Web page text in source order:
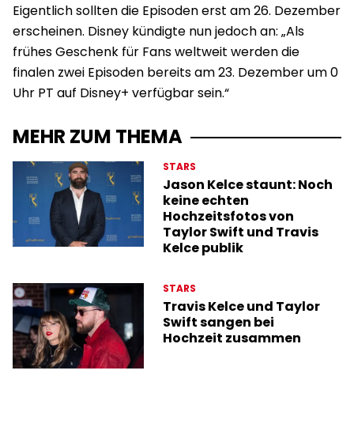
Eigentlich sollten die Episoden erst am 26. Dezember
erscheinen. Disney kündigte nun jedoch an: „Als
frühes Geschenk für Fans weltweit werden die
finalen zwei Episoden bereits am 23. Dezember um 0
Uhr PT auf Disney+ verfügbar sein.“
MEHR ZUM THEMA
STARS
Jason Kelce staunt: Noch
keine echten
Hochzeitsfotos von
Taylor Swift und Travis
Kelce publik
STARS
Travis Kelce und Taylor
Swift sangen bei
Hochzeit zusammen